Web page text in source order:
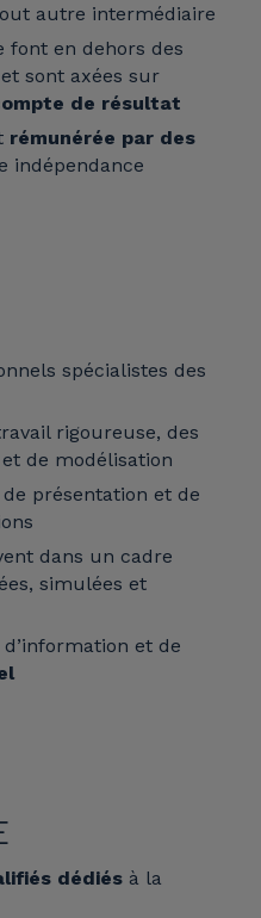
autre intermédiaire
font en dehors des
sont axées sur
de résultat
rémunérée par des
indépendance
spécialistes des
rigoureuse, des
de modélisation
de présentation et de
dans un cadre
simulées et
et de
dédiés à la